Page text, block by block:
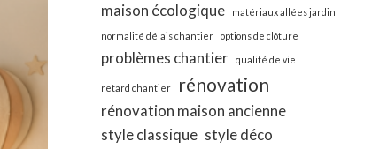
maison écologique matériaux allées jardin
normalité délais chantier options de clôture
problèmes chantier qualité de vie
retard chantier rénovation
rénovation maison ancienne
style classique style déco